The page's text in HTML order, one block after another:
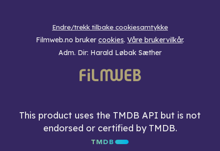
Endre/trekk tilbake cookiesamtykke
Filmweb.no bruker cookies. Våre brukervilkår.
Adm. Dir: Harald Løbak Sæther
This product uses the TMDB API but is not
endorsed or certified by TMDB.